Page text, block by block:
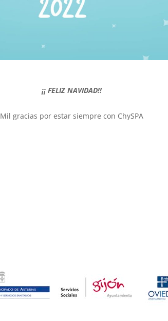
¡¡ FELIZ NAVIDAD!!
Mil gracias por estar siempre con ChySPA